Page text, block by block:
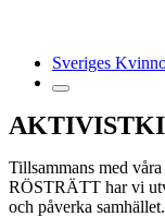
Sveriges
Tillsammans med
RÖSTRÄTT har vi
och påverka samhället.